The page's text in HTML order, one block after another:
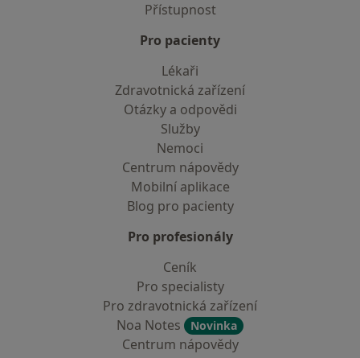
Přístupnost
Pro pacienty
Lékaři
Zdravotnická zařízení
Otázky a odpovědi
Služby
Nemoci
Centrum nápovědy
Mobilní aplikace
Blog pro pacienty
Pro profesionály
Ceník
Pro specialisty
Pro zdravotnická zařízení
Noa Notes
Novinka
Centrum nápovědy